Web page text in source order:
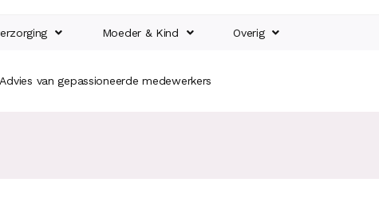
Moeder & Kind Overig
van gepassioneerde medewerkers